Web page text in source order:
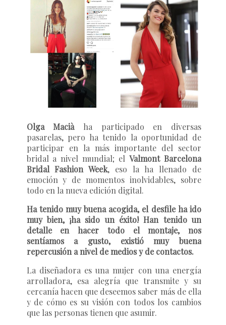
Olga Maciàha participado en diversas
pasarelas, pero ha tenido la oportunidad de
participar en la más importante del sector
bridal a nivel mundial; elValmont Barcelona
Bridal Fashion Week, eso la ha llenado de
emoción y de momentos inolvidables, sobre
todo en la nueva edición digital.
Ha tenido muy buena acogida, el desfile ha ido
muy bien, ¡ha sido un éxito! Han tenido un
detalle en hacer todo el montaje, nos
sentíamos a gusto, existió muy buena
repercusión a nivel de medios y de contactos.
La diseñadora es una mujer con una energía
arrolladora, esa alegría que transmite y su
cercanía hacen que deseemos saber más de ella
y de cómo es su visión con todos los cambios
que las personas tienen que asumir.